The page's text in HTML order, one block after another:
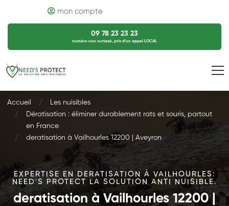
mon compte
09 78 23 23 23
numéro non surtaxé, prix d’un appel LOCAL
Accueil
Les nuisibles
Dératisation : éliminer durablement rats et souris, partout
en France
deratisation à Vailhourles 12200 | Aveyron
EXPERTISE EN DERATISATION À VAILHOURLES:
NEED'S PROTECT LA SOLUTION ANTI NUISIBLE.
deratisation à Vailhourles 12200 |